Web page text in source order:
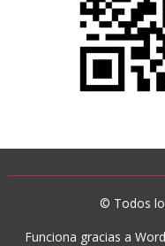
© Todos
Funciona gracias a